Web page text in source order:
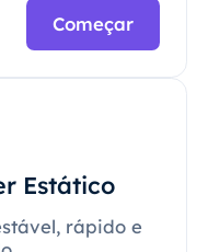
Começar
Estático
rápido e